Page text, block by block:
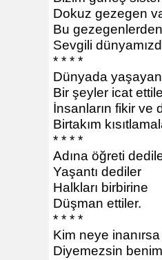
Dokuz gezegen
Bu
Sevgili
* * * *
Dünyada
Bir şeyler icat
İnsanların fikir ve
Birtakım
* * * *
Adına öğreti
Yaşantı dediler
Halkları birbirine
Düşman ettiler.
* * * *
Kim neye
Diyemezsin